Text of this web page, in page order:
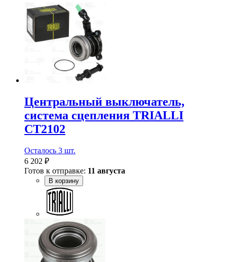
Центральный выключатель,
система сцепления TRIALLI
CT2102
Осталось 3 шт.
6 202 ₽
Готов к отправке: 11 августа
В корзину